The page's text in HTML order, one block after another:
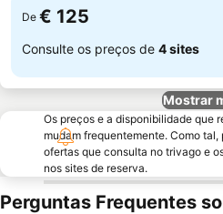
De € 125
Consulte os preços de 4 sites
Mostrar
Os preços e a disponibilidade que
mudam frequentemente. Como
ofertas que consulta no trivago e
nos sites de reserva.
Perguntas Frequentes